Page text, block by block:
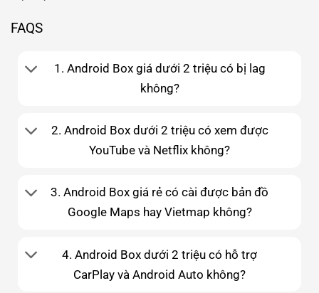
FAQS
1. Android Box giá dưới 2 triệu có bị lag
không?
2. Android Box dưới 2 triệu có xem được
YouTube và Netflix không?
3. Android Box giá rẻ có cài được bản đồ
Google Maps hay Vietmap không?
4. Android Box dưới 2 triệu có hỗ trợ
CarPlay và Android Auto không?